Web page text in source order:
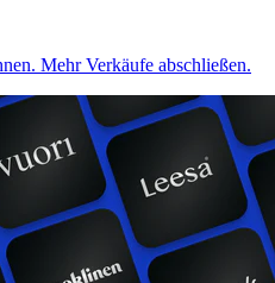
Mehr Verkäufe abschließen.